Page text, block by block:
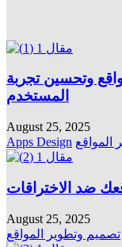
وتحسين تجربة
المستخدم
August 25, 2025
Apps Design المواقع
ضد الاختراقات
August 25, 2025
تصميم وتطوير المواقع